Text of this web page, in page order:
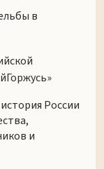
в
России
и